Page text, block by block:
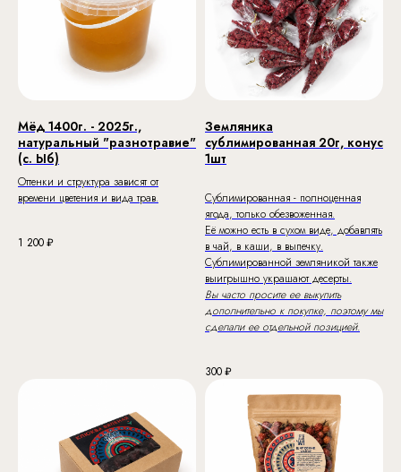
Мёд 1400г. - 2025г.,
натуральный "разнотравие"
(с. Ыб)
Оттенки и структура зависят от
времени цветения и вида трав.
1 200₽
Земляника
сублимированная 20г, конус
1шт
Сублимированная - полноценная
ягода, только обезвоженная.
Её можно есть в сухом виде, добавлять
в чай, в каши, в выпечку.
Сублимированной земляникой также
выигрышно украшают десерты.
Вы часто просите ее выкупить
дополнительно к покупке, поэтому мы
сделали ее отдельной позицией.
300₽